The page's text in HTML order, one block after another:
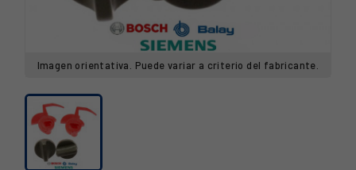
Imagen orientativa. Puede variar a criterio del fabricante.